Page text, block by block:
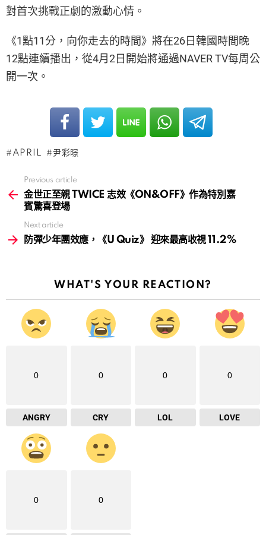
對首次挑戰正劇的激動心情。
《1點11分，向你走去的時間》將在26日韓國時間晚
12點連續播出，從4月2日開始將通過NAVER TV每周公
開一次。
APRIL 尹彩暻
more
Previous article
金世正至親 TWICE 志效《ON&OFF》作為特別嘉
賓驚喜登場
Next article
防彈少年團效應，《U Quiz》 迎來最高收視 11.2%
WHAT'S YOUR REACTION?
0
ANGRY
0
CRY
0
LOL
0
LOVE
0 0